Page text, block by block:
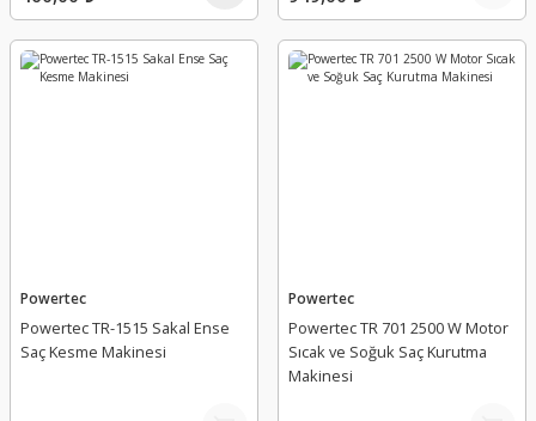
Powertec
Powertec TR-1515 Sakal Ense
Saç Kesme Makinesi
Powertec
Powertec TR 701 2500 W Motor
Sıcak ve Soğuk Saç Kurutma
Makinesi